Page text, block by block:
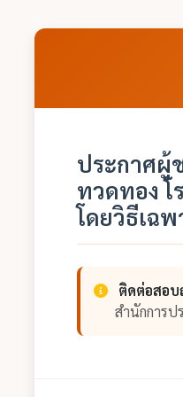
ประกาศผู้
ทวดทอง โ
โดยวิธีเฉพ
ติดต่อสอบ
สำนักการป